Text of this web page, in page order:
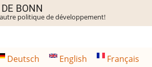
BONN
politique de développement!
Deutsch English Français